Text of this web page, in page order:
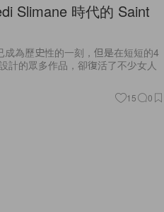
Slimane 時代的 Saint
為歷史性的一刻，但是在短短的4
計的眾多作品，卻復活了不少女人
15 0